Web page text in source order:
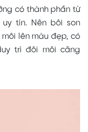
có thành phần từ
uy tín. Nên bôi son
lên màu đẹp, có
trì đôi môi căng